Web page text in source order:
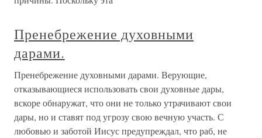
Пренебрежение духовными
дарами.
Пренебрежение духовными дарами. Верующие,
отказывающиеся использовать свои духовные дары,
вскоре обнаружат, что они не только утрачивают свои
дары, но и ставят под угрозу свою вечную участь. С
любовью и заботой Иисус предупреждал, что раб, не